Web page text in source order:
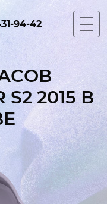
94-42
S2 2015 В